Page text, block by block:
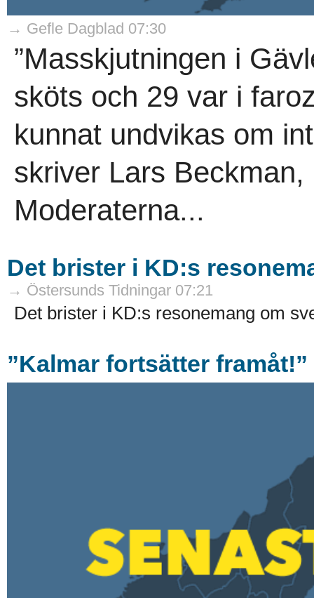
→ Gefle Dagblad 07:30
”Masskjutningen i
sköts och 29 var i
kunnat undvikas om
skriver Lars
Moderaterna...
Det brister i KD:s
→ Östersunds Tidningar 07:21
Det brister i KD:s resonemang om
”Kalmar fortsätter framåt!”